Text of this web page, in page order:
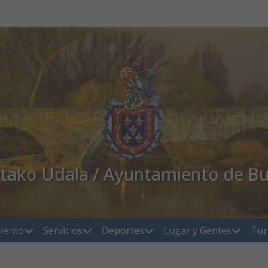
Udala / Ayuntamiento de
Servicios Deportes Lugar y Gentes